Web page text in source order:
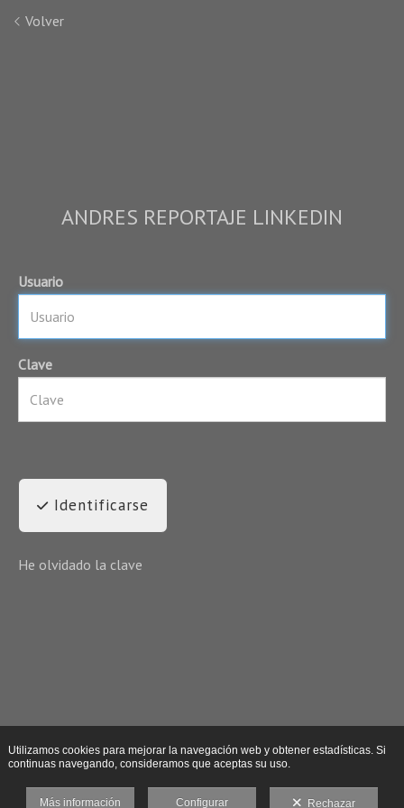
Volver
ANDRES REPORTAJE LINKEDIN
Usuario
Clave
Identificarse
He olvidado la clave
Utilizamos cookies para mejorar la navegación web y obtener estadísticas. Si
continuas navegando, consideramos que aceptas su uso.
Más información Configurar Rechazar